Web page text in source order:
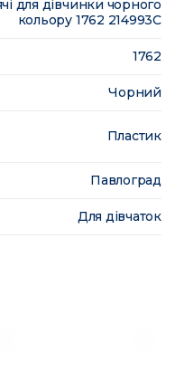
для дівчинки чорного
кольору 1762 214993C
1762
Чорний
Пластик
Павлоград
Для дівчаток